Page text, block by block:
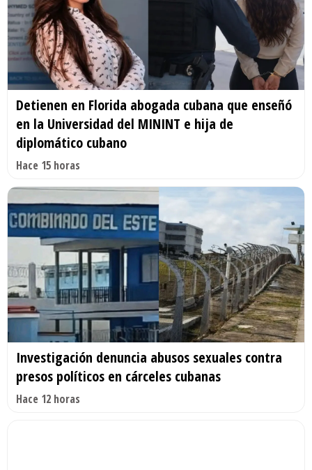
Detienen en Florida abogada cubana que enseñó
en la Universidad del MININT e hija de
diplomático cubano
Hace 15 horas
Investigación denuncia abusos sexuales contra
presos políticos en cárceles cubanas
Hace 12 horas